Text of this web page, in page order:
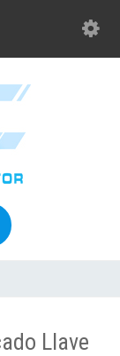
Llave